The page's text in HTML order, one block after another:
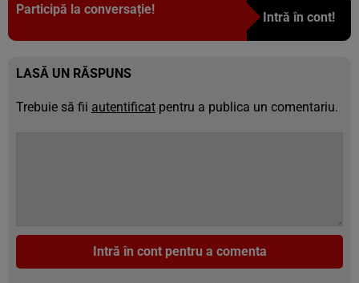
Participă la conversație!
Intră în cont!
LASĂ UN RĂSPUNS
Trebuie să fii autentificat pentru a publica un comentariu.
Intră în cont pentru a comenta